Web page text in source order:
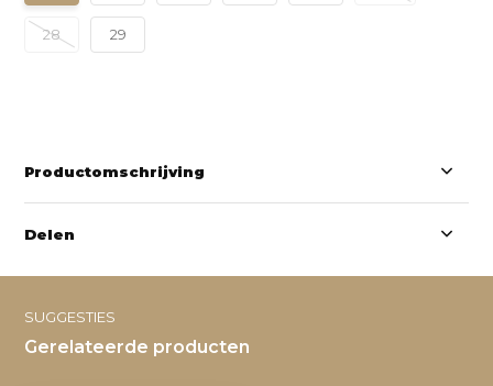
28 29
Productomschrijving
Delen
SUGGESTIES
Gerelateerde producten